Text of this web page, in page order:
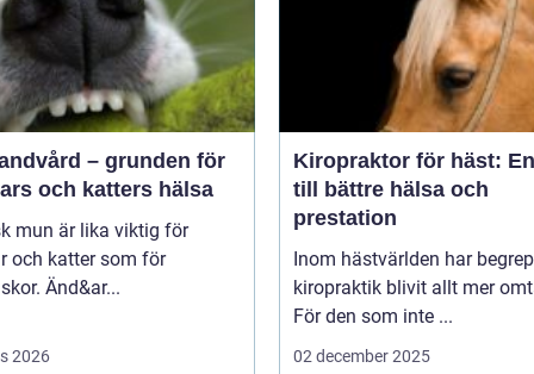
– grunden för
och katters hälsa
mun är lika viktig för
och katter som för
Änd&ar...
2026
Kiropraktor för häst:
till bättre hälsa och
prestation
Inom hästvärlden har
kiropraktik blivit allt mer
För den som inte ...
02 december 2025